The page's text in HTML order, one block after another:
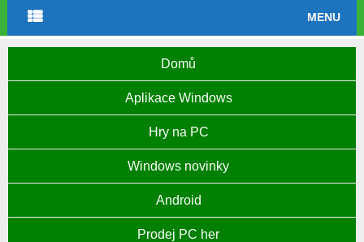
MENU
Domů
Aplikace Windows
Hry na PC
Windows novinky
Android
Prodej PC her